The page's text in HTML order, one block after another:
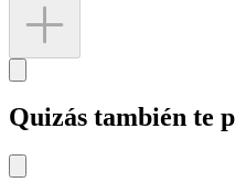
Quizás también te